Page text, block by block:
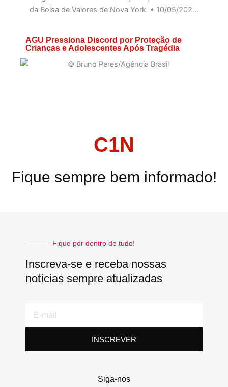
AGU Pressiona Discord por Proteção de
Crianças e Adolescentes Após Tragédia
C1N
Fique sempre bem informado!
Fique por dentro de tudo!
Inscreva-se e receba nossas
notícias sempre atualizadas
INSCREVER
Siga-nos